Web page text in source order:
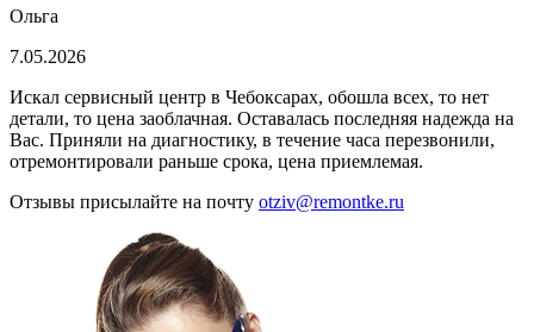
Ольга
7.05.2026
Искал сервисный центр в Чебоксарах, обошла всех, то нет
детали, то цена заоблачная. Оставалась последняя надежда на
Вас. Приняли на диагностику, в течение часа перезвонили,
отремонтировали раньше срока, цена приемлемая.
Отзывы присылайте на почту otziv@remontke.ru